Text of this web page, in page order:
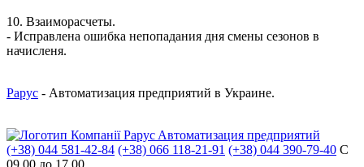
10. Взаиморасчеты.
- Исправлена ​​ошибка непопадания дня смены сезонов в
начисленя.
Рарус - Автоматизация предприятий в Украине.
Aвтоматизация предприятий
(+38) 044 581-42-84 (+38) 066 118-21-91 (+38) 044 390-79-40 С
09.00 до 17.00